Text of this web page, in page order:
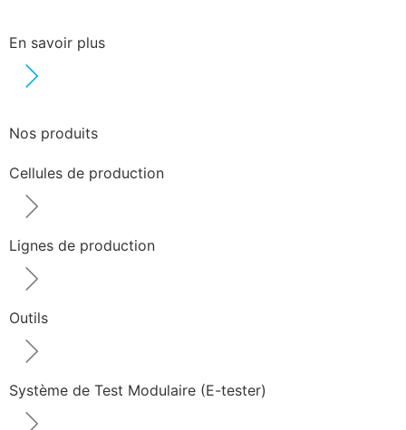
En savoir plus
Nos produits
Cellules de production
Lignes de production
Outils
Système de Test Modulaire (E-tester)